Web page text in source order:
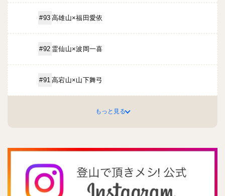
#93 高雄山×福田愛依
#92 霊仙山×波岡一喜
#91 高宕山×山下舞弓
もっと見る